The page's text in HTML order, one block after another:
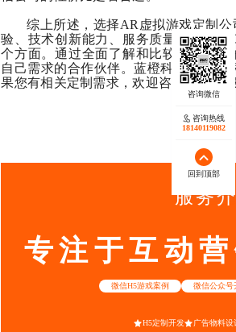
综上所述，选择AR虚拟游戏定制
验、技术创新能力、服务质量与沟通
个方面。通过全面了解和比较不同公
自己需求的合作伙伴。蓝橙科技就是一
果您有相关定制需求，欢迎咨询蓝橙客
— THE
服务
专注于互动
微信H5游戏案例 微信公众号
H5定制开发 广告物料设
咨询热线
18140119082
回到顶部